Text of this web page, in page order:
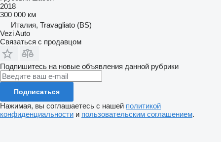
2018
300 000 км
Италия, Travagliato (BS)
Vezi Auto
Связаться с продавцом
Подпишитесь на новые объявления данной рубрики
Подписаться
Нажимая, вы соглашаетесь с нашей политикой
конфиденциальности и пользовательским соглашением.